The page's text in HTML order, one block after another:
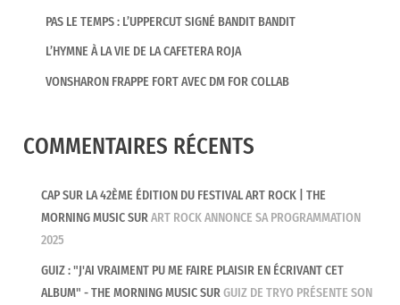
PAS LE TEMPS : L’UPPERCUT SIGNÉ BANDIT BANDIT
L’HYMNE À LA VIE DE LA CAFETERA ROJA
VONSHARON FRAPPE FORT AVEC DM FOR COLLAB
COMMENTAIRES RÉCENTS
CAP SUR LA 42ÈME ÉDITION DU FESTIVAL ART ROCK | THE
MORNING MUSICSURART ROCK ANNONCE SA PROGRAMMATION
2025
GUIZ : "J'AI VRAIMENT PU ME FAIRE PLAISIR EN ÉCRIVANT CET
ALBUM" - THE MORNING MUSICSURGUIZ DE TRYO PRÉSENTE SON